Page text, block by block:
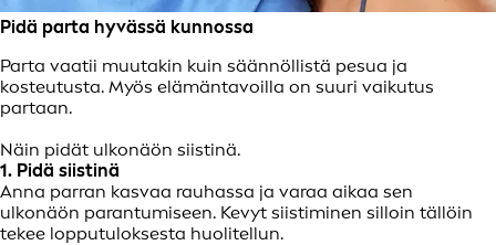
Pidä parta hyvässä kunnossa
Parta vaatii muutakin kuin säännöllistä pesua ja
kosteutusta. Myös elämäntavoilla on suuri vaikutus
partaan.
Näin pidät ulkonäön siistinä.
1. Pidä siistinä
Anna parran kasvaa rauhassa ja varaa aikaa sen
ulkonäön parantumiseen. Kevyt siistiminen silloin tällöin
tekee lopputuloksesta huolitellun.